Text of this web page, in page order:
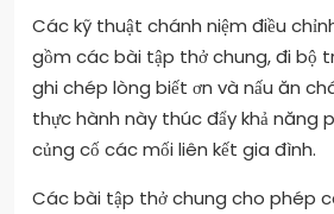
Các kỹ thuật chánh niệm điều
gồm các bài tập thở chung, đi bộ
ghi chép lòng biết ơn và nấu ăn
thực hành này thúc đẩy khả năng
củng cố các mối liên kết gia đình.
Các bài tập thở chung cho phép